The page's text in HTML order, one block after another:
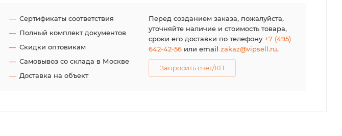
Сертификаты соответствия
Полный комплект документов
Скидки оптовикам
Самовывоз со склада в Москве
Доставка на объект
Перед созданием заказа, пожалуйста,
уточняйте наличие и стоимость товара,
сроки его доставки по телефону+7 (495)
642-42-56или email zakaz@vipsell.ru.
Запросить счет/КП